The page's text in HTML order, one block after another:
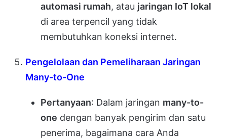
automasi rumah, atau jaringan IoT lokal
di area terpencil yang tidak
membutuhkan koneksi internet.
Pengelolaan dan Pemeliharaan Jaringan
Many-to-One
Pertanyaan: Dalam jaringan many-to-
one dengan banyak pengirim dan satu
penerima, bagaimana cara Anda